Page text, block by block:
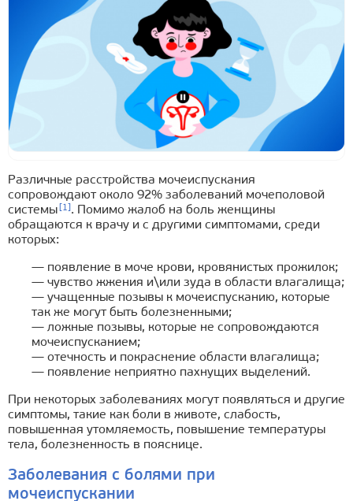
Различные расстройства мочеиспускания
сопровождают около 92% заболеваний мочеполовой
системы [1] . Помимо жалоб на боль женщины
обращаются к врачу и с другими симптомами, среди
которых:
— появление в моче крови, кровянистых прожилок;
— чувство жжения и\или зуда в области влагалища;
— учащенные позывы к мочеиспусканию, которые
так же могут быть болезненными;
— ложные позывы, которые не сопровождаются
мочеиспусканием;
— отечность и покраснение области влагалища;
— появление неприятно пахнущих выделений.
При некоторых заболеваниях могут появляться и другие
симптомы, такие как боли в животе, слабость,
повышенная утомляемость, повышение температуры
тела, болезненность в пояснице.
Заболевания с болями при
мочеиспускании